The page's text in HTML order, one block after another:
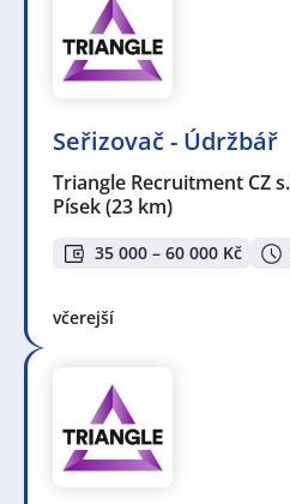
Seřizovač - Údržbář
Triangle Recruitment CZ
Písek(23 km)
35 000 – 60 000 Kč
včerejší